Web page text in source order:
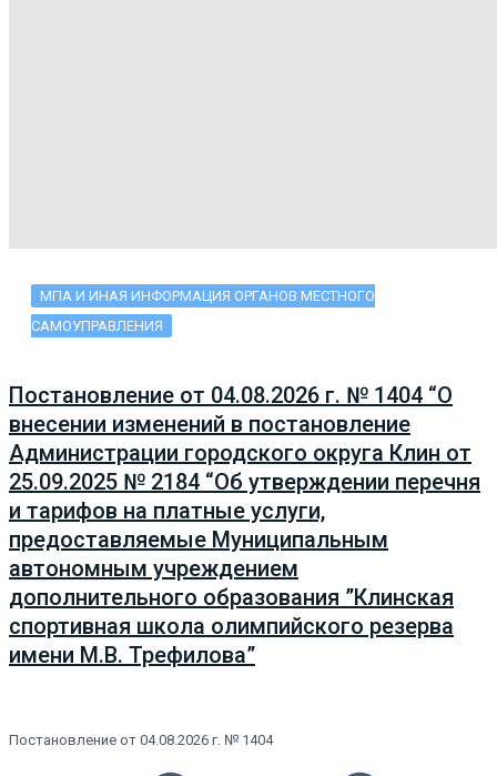
МПА И ИНАЯ ИНФОРМАЦИЯ ОРГАНОВ МЕСТНОГО
САМОУПРАВЛЕНИЯ
Постановление от 04.08.2026 г. № 1404 “О
внесении изменений в постановление
Администрации городского округа Клин от
25.09.2025 № 2184 “Об утверждении перечня
и тарифов на платные услуги,
предоставляемые Муниципальным
автономным учреждением
дополнительного образования ”Клинская
спортивная школа олимпийского резерва
имени М.В. Трефилова”
Постановление от 04.08.2026 г. № 1404